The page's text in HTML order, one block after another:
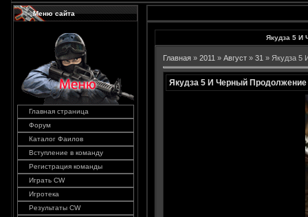
Меню сайта
Главная страница
Форум
Каталог Фаилов
Вступление в команду
Регистрация команды
Играть CW
Игротека
Результаты CW
Якудза 5 И
Главная » 2011 » Август » 31 » Якудза 5
Якудза 5 И Черный Продолжение